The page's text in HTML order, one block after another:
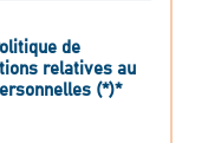
de
relatives au
(*)*